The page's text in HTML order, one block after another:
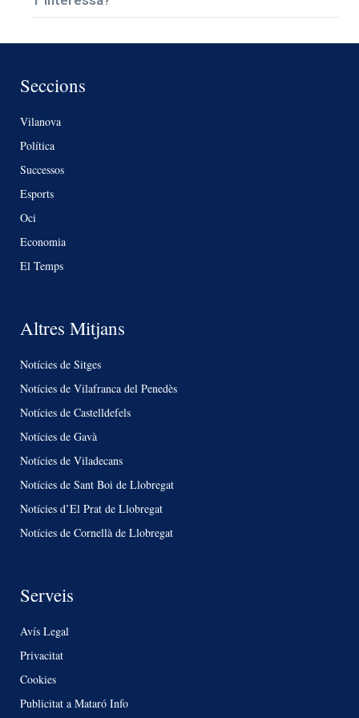
Seccions
Vilanova
Política
Successos
Esports
Oci
Economia
El Temps
Altres Mitjans
Notícies de Sitges
Notícies de Vilafranca del Penedès
Notícies de Castelldefels
Notícies de Gavà
Notícies de Viladecans
Notícies de Sant Boi de Llobregat
Notícies d’El Prat de Llobregat
Notícies de Cornellà de Llobregat
Serveis
Avís Legal
Privacitat
Cookies
Publicitat a Mataró Info